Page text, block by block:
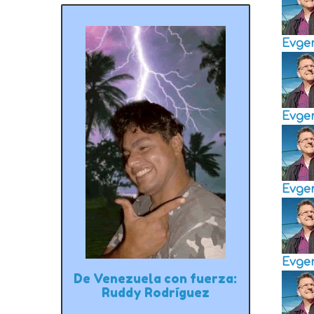
De Venezuela con fuerza:
Ruddy Rodríguez